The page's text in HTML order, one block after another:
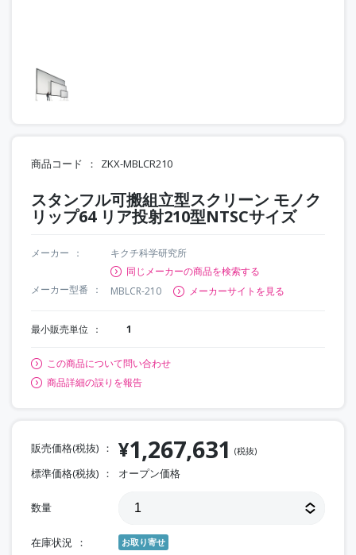
商品コード ZKX-MBLCR210
スタンフル可搬組立型スクリーン モノク
リップ64 リア投射210型NTSCサイズ
メーカー
キクチ科学研究所
同じメーカーの商品を検索する
メーカー型番
MBLCR-210 メーカーサイトを見る
最小販売単位 1
この商品について問い合わせ
商品詳細の誤りを報告
販売価格(税抜) ¥1,267,631 (税抜)
標準価格(税抜) オープン価格
数量
在庫状況 お取り寄せ